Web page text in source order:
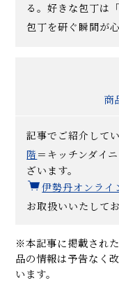
る。好きな包丁は
包丁を研ぐ瞬間が
商
記事でご紹介して
階 ＝キッチンダイ
ざいます。
伊勢丹オンライ
お取扱いいたしてお
※本記事に掲載され
品の情報は予告なく
います。